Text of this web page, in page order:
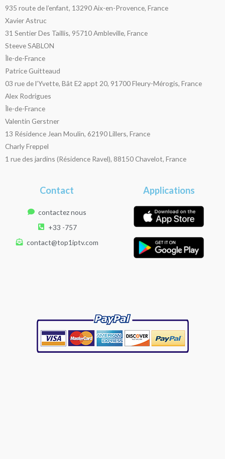
935 route de l’enfant, 13290 Aix-en-Provence, France
Xavier Astruc
31 Sentier Des Taillis, 95710 Ambleville, France
Steeve SABLON
Île-de-France
Patrice Guitteaud
03 rue de l’Yvette, Bât E2 appt 20, 91700 Fleury-Mérogis, France
Alex Rodrigues
Île-de-France
Valentin Gerstner
13 Résidence Jean Moulin, 62190 Lillers, France
Charly Freppel
1 rue des jardins (Résidence Ravel), 88150 Chavelot, France
Contact
contactez nous
+33 -757
contact@top1iptv.com
Applications